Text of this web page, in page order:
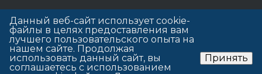
Данный веб-сайт использует cookie-
файлы в целях предоставления вам
лучшего пользовательского опыта на
нашем сайте. Продолжая
использовать данный сайт, вы
соглашаетесь с использованием
Принять